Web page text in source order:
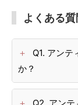
よくある質
Q1. アンテ
か？